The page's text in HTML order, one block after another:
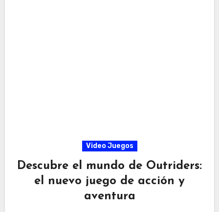
Video Juegos
Descubre el mundo de Outriders:
el nuevo juego de acción y
aventura